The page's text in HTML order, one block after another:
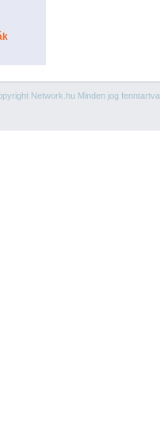
Network.hu Minden jog fenntartva.